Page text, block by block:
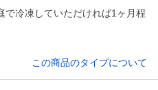
で冷凍していただければ1ヶ月程
この商品のタイプについて